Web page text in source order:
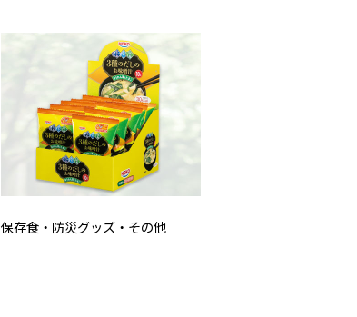
保存食・防災グッズ・その他